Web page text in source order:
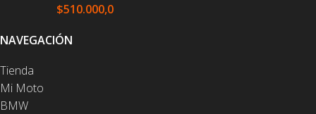
$510.000,0
NAVEGACIÓN
Tienda
Mi Moto
BMW